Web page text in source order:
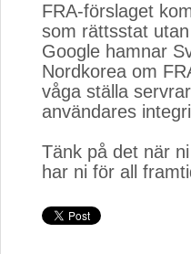
FRA-förslaget
som rättsstat
Google hamnar
Nordkorea om
våga ställa
användares
Tänk på det när
har ni för all